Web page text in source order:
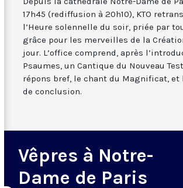
17h45 (rediffusion à 20h10), KTO
l’Heure solennelle du soir, priée par
grâce pour les merveilles de la
jour. L’office comprend, après
Psaumes, un Cantique du Nouveau
répons bref, le chant du Magnificat,
de conclusion.
Vêpres à Notre-
Dame de Paris